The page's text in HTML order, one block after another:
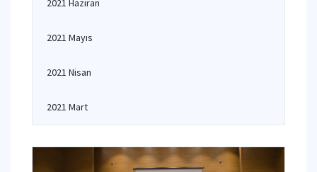
2021 Haziran
2021 Mayıs
2021 Nisan
2021 Mart